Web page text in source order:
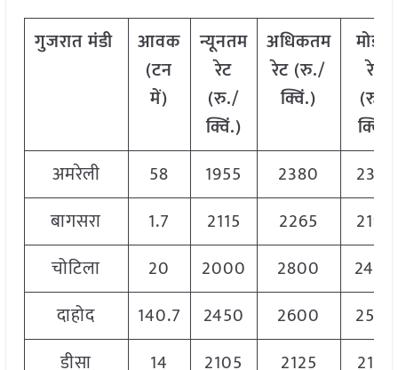
गुजरातमंडी
आवक
(टन
में)
न्यूनतम
रेट
(रु./
क्विं.)
अधिकतम
रेट (रु./
क्विं.)
मोडल
रेट
(रु./
क्विं.)
अमरेली
58 1955 2380
2325
बागसरा
1.7 2115 2265
2190
चोटिला
20 2000 2800
2400
दाहोद
140.7 2450 2600
2550
डीसा
14 2105 2125
2125